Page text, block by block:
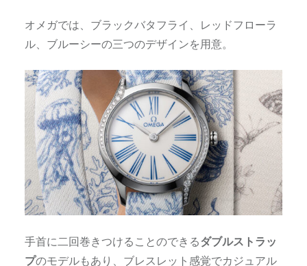
オメガでは、ブラックバタフライ、レッドフローラ
ル、ブルーシーの三つのデザインを用意。
手首に二回巻きつけることのできるダブルストラッ
プのモデルもあり、ブレスレット感覚でカジュアル